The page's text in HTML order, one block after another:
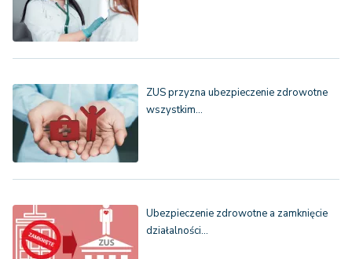
ZUS przyzna ubezpieczenie zdrowotne
wszystkim…
Ubezpieczenie zdrowotne a zamknięcie
działalności…